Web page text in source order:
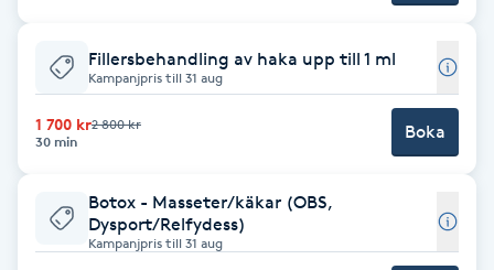
Brynfärgning
Brynplockning
Bröllopsuppsättning
C
Celluliter
Fillersbehandling av haka upp till 1 ml
Kampanjpris till 31 aug
1 700 kr2 800 kr
30 min
Boka
Botox - Masseter/käkar (OBS,
Dysport/Relfydess)
Kampanjpris till 31 aug